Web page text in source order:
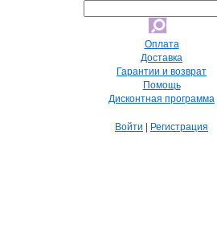
Оплата
Доставка
Гарантии и возврат
Помощь
Дисконтная программа
Войти | Регистрация